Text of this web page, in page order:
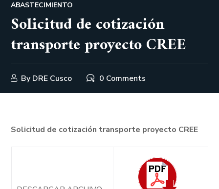
ABASTECIMIENTO
Solicitud de cotización
transporte proyecto CREE
By DRE Cusco 0 Comments
Solicitud de cotización transporte proyecto CREE